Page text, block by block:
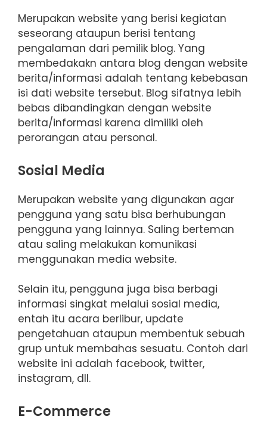
Merupakan website yang berisi kegiatan
seseorang ataupun berisi tentang
pengalaman dari pemilik blog. Yang
membedakakn antara blog dengan website
berita/informasi adalah tentang kebebasan
isi dati website tersebut. Blog sifatnya lebih
bebas dibandingkan dengan website
berita/informasi karena dimiliki oleh
perorangan atau personal.
Sosial Media
Merupakan website yang digunakan agar
pengguna yang satu bisa berhubungan
pengguna yang lainnya. Saling berteman
atau saling melakukan komunikasi
menggunakan media website.
Selain itu, pengguna juga bisa berbagi
informasi singkat melalui sosial media,
entah itu acara berlibur, update
pengetahuan ataupun membentuk sebuah
grup untuk membahas sesuatu. Contoh dari
website ini adalah facebook, twitter,
instagram, dll.
E-Commerce